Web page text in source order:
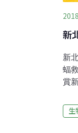
新
新
蝠
賞
金
灣
生